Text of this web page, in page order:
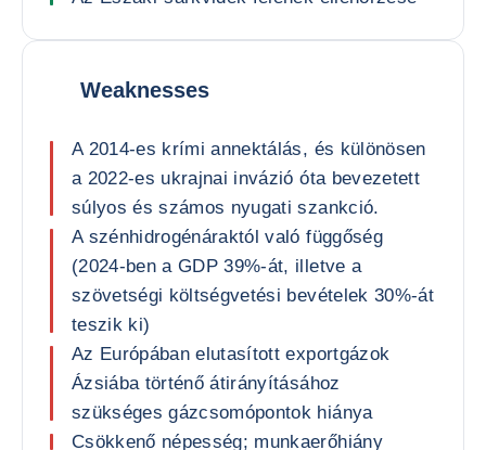
Weaknesses
A 2014-es krími annektálás, és különösen
a 2022-es ukrajnai invázió óta bevezetett
súlyos és számos nyugati szankció.
A szénhidrogénáraktól való függőség
(2024-ben a GDP 39%-át, illetve a
szövetségi költségvetési bevételek 30%-át
teszik ki)
Az Európában elutasított exportgázok
Ázsiába történő átirányításához
szükséges gázcsomópontok hiánya
Csökkenő népesség; munkaerőhiány